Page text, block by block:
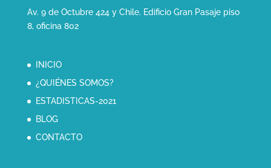
Av. 9 de Octubre 424 y Chile. Edificio Gran Pasaje piso
8, oficina 802
INICIO
¿QUIÉNES SOMOS?
ESTADISTICAS-2021
BLOG
CONTACTO